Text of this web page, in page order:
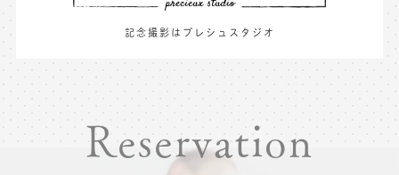
記念撮影はプレシュスタジオ
Reservation